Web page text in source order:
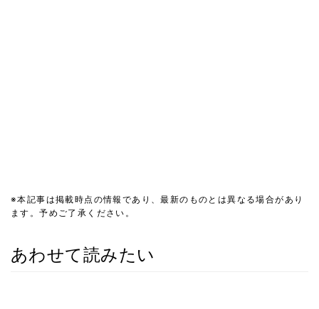
※本記事は掲載時点の情報であり、最新のものとは異なる場合があり
ます。予めご了承ください。
あわせて読みたい